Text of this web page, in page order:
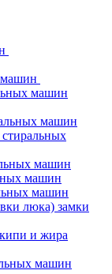
машин
машин
машин
машин
машин
машин
люка) замки
и жира
машин